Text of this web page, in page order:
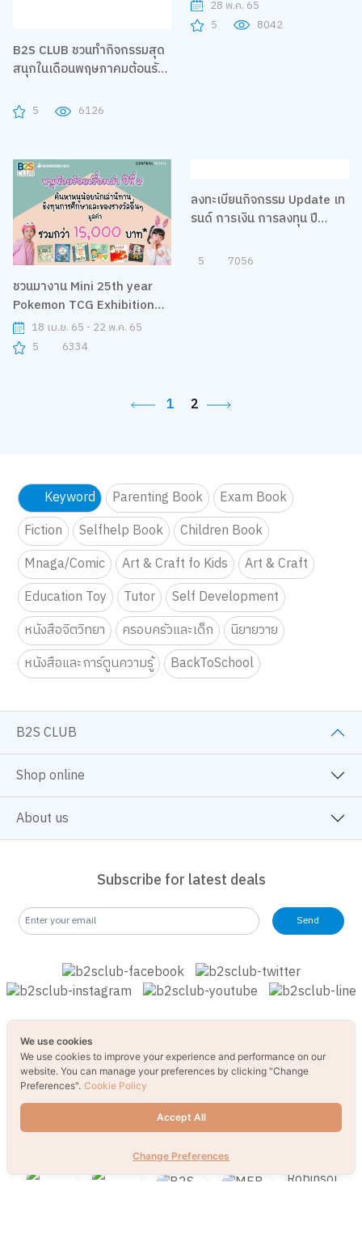
B2S CLUB ชวนทำกิจกรรมสุด
สนุกในเดือนพฤษภาคมต้อนรับ
5 6126
ชวนมางาน Mini 25th year
Pokemon TCG Exhibition
นิทรรศการที่เหล่าเทรนเนอร์
พลาดไม่ได้
18 เม.ย. 65 - 22 พ.ค. 65
5
6334
ลงทะเบียนกิจกรรม Update เท
รนด์ การเงิน การลงทุน ปี
5 7056
1 2
Keyword Parenting Book
Exam Book
Fiction
Selfhelp Book
Children Book
Mnaga/Comic
Art & Craft fo Kids
Art & Craft
Education Toy
Tutor
Self Development
หนังสือจิตวิทยา
ครอบครัวและเด็ก
นิยายวาย
หนังสือและการ์ตูนความรู้
BackToSchool
B2S CLUB
Shop online
About us
Subscribe for latest deals
Send
We use cookies
We use cookies to improve your experience and performance on our
website. You can manage your preferences by clicking "Change
Preferences". Cookie Policy
Accept All
Change Preferences